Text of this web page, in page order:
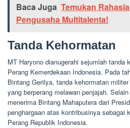
Baca Juga Temukan
Pengusaha Multitalenta!
Tanda Kehormatan
MT Haryono dianugerahi sejumlah tanda
Perang Kemerdekaan Indonesia. Pada
Bintang Gerilya, tanda kehormatan
yang berperang melawan penjajah.
menerima Bintang Mahaputera dari
penghargaan atas kontribusinya sebagai
Perang Republik Indonesia.